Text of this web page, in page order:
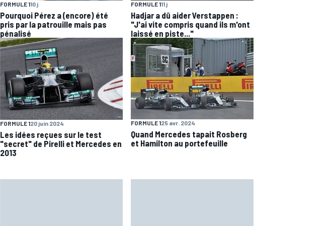
FORMULE 110 j
Pourquoi Pérez a (encore) été
pris par la patrouille mais pas
pénalisé
FORMULE 111 j
Hadjar a dû aider Verstappen :
"J'ai vite compris quand ils m'ont
laissé en piste..."
FORMULE 120 juin 2024
Les idées reçues sur le test
"secret" de Pirelli et Mercedes en
2013
FORMULE 125 avr. 2024
Quand Mercedes tapait Rosberg
et Hamilton au portefeuille